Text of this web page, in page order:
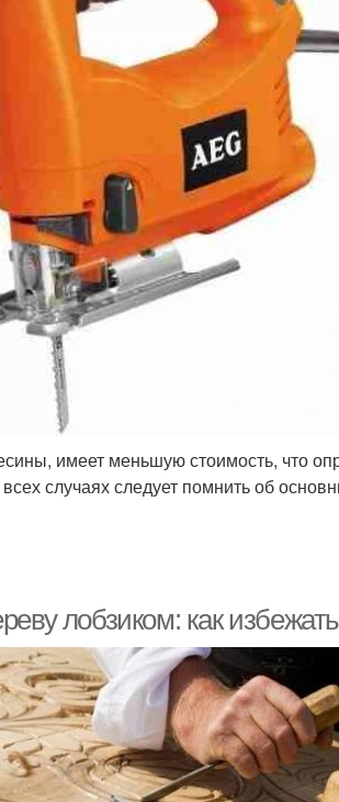
имеет меньшую стоимость, что
случаях следует помнить об
лобзиком: как